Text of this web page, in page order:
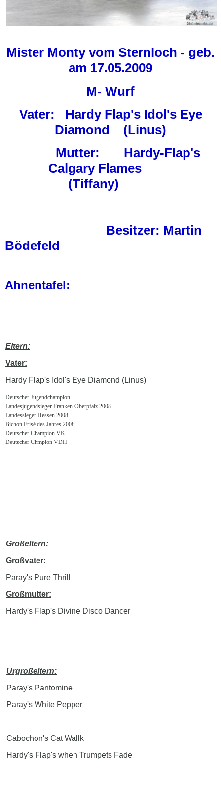
Mister Monty vom Sternloch - geb.
am 17.05.2009
M- Wurf
Vater: Hardy Flap's Idol's Eye
Diamond (Linus)
Mutter: Hardy-Flap's
Calgary Flames
(Tiffany)
Besitzer: Martin
Bödefeld
Ahnentafel:
Eltern:
Vater:
Hardy Flap's Idol's Eye Diamond (Linus)
Deutscher Jugendchampion
Landesjugendsieger Franken-Oberpfalz 2008
Landessieger Hessen 2008
Bichon Frisé des Jahres 2008
Deutscher Champion VK
Deutscher Chmpion VDH
Großeltern:
Großvater:
Paray's Pure Thrill
Großmutter:
Hardy's Flap's Divine Disco Dancer
Urgroßeltern:
Paray's Pantomine
Paray's White Pepper
Cabochon's Cat Wallk
Hardy's Flap's when Trumpets Fade